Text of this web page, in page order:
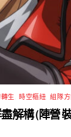
生 時空樞紐 ,組隊
解構 (陣營